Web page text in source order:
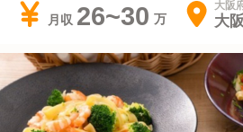
月収 26~30 大阪
大